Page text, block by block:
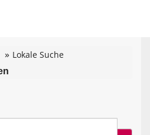
Lokale Suche